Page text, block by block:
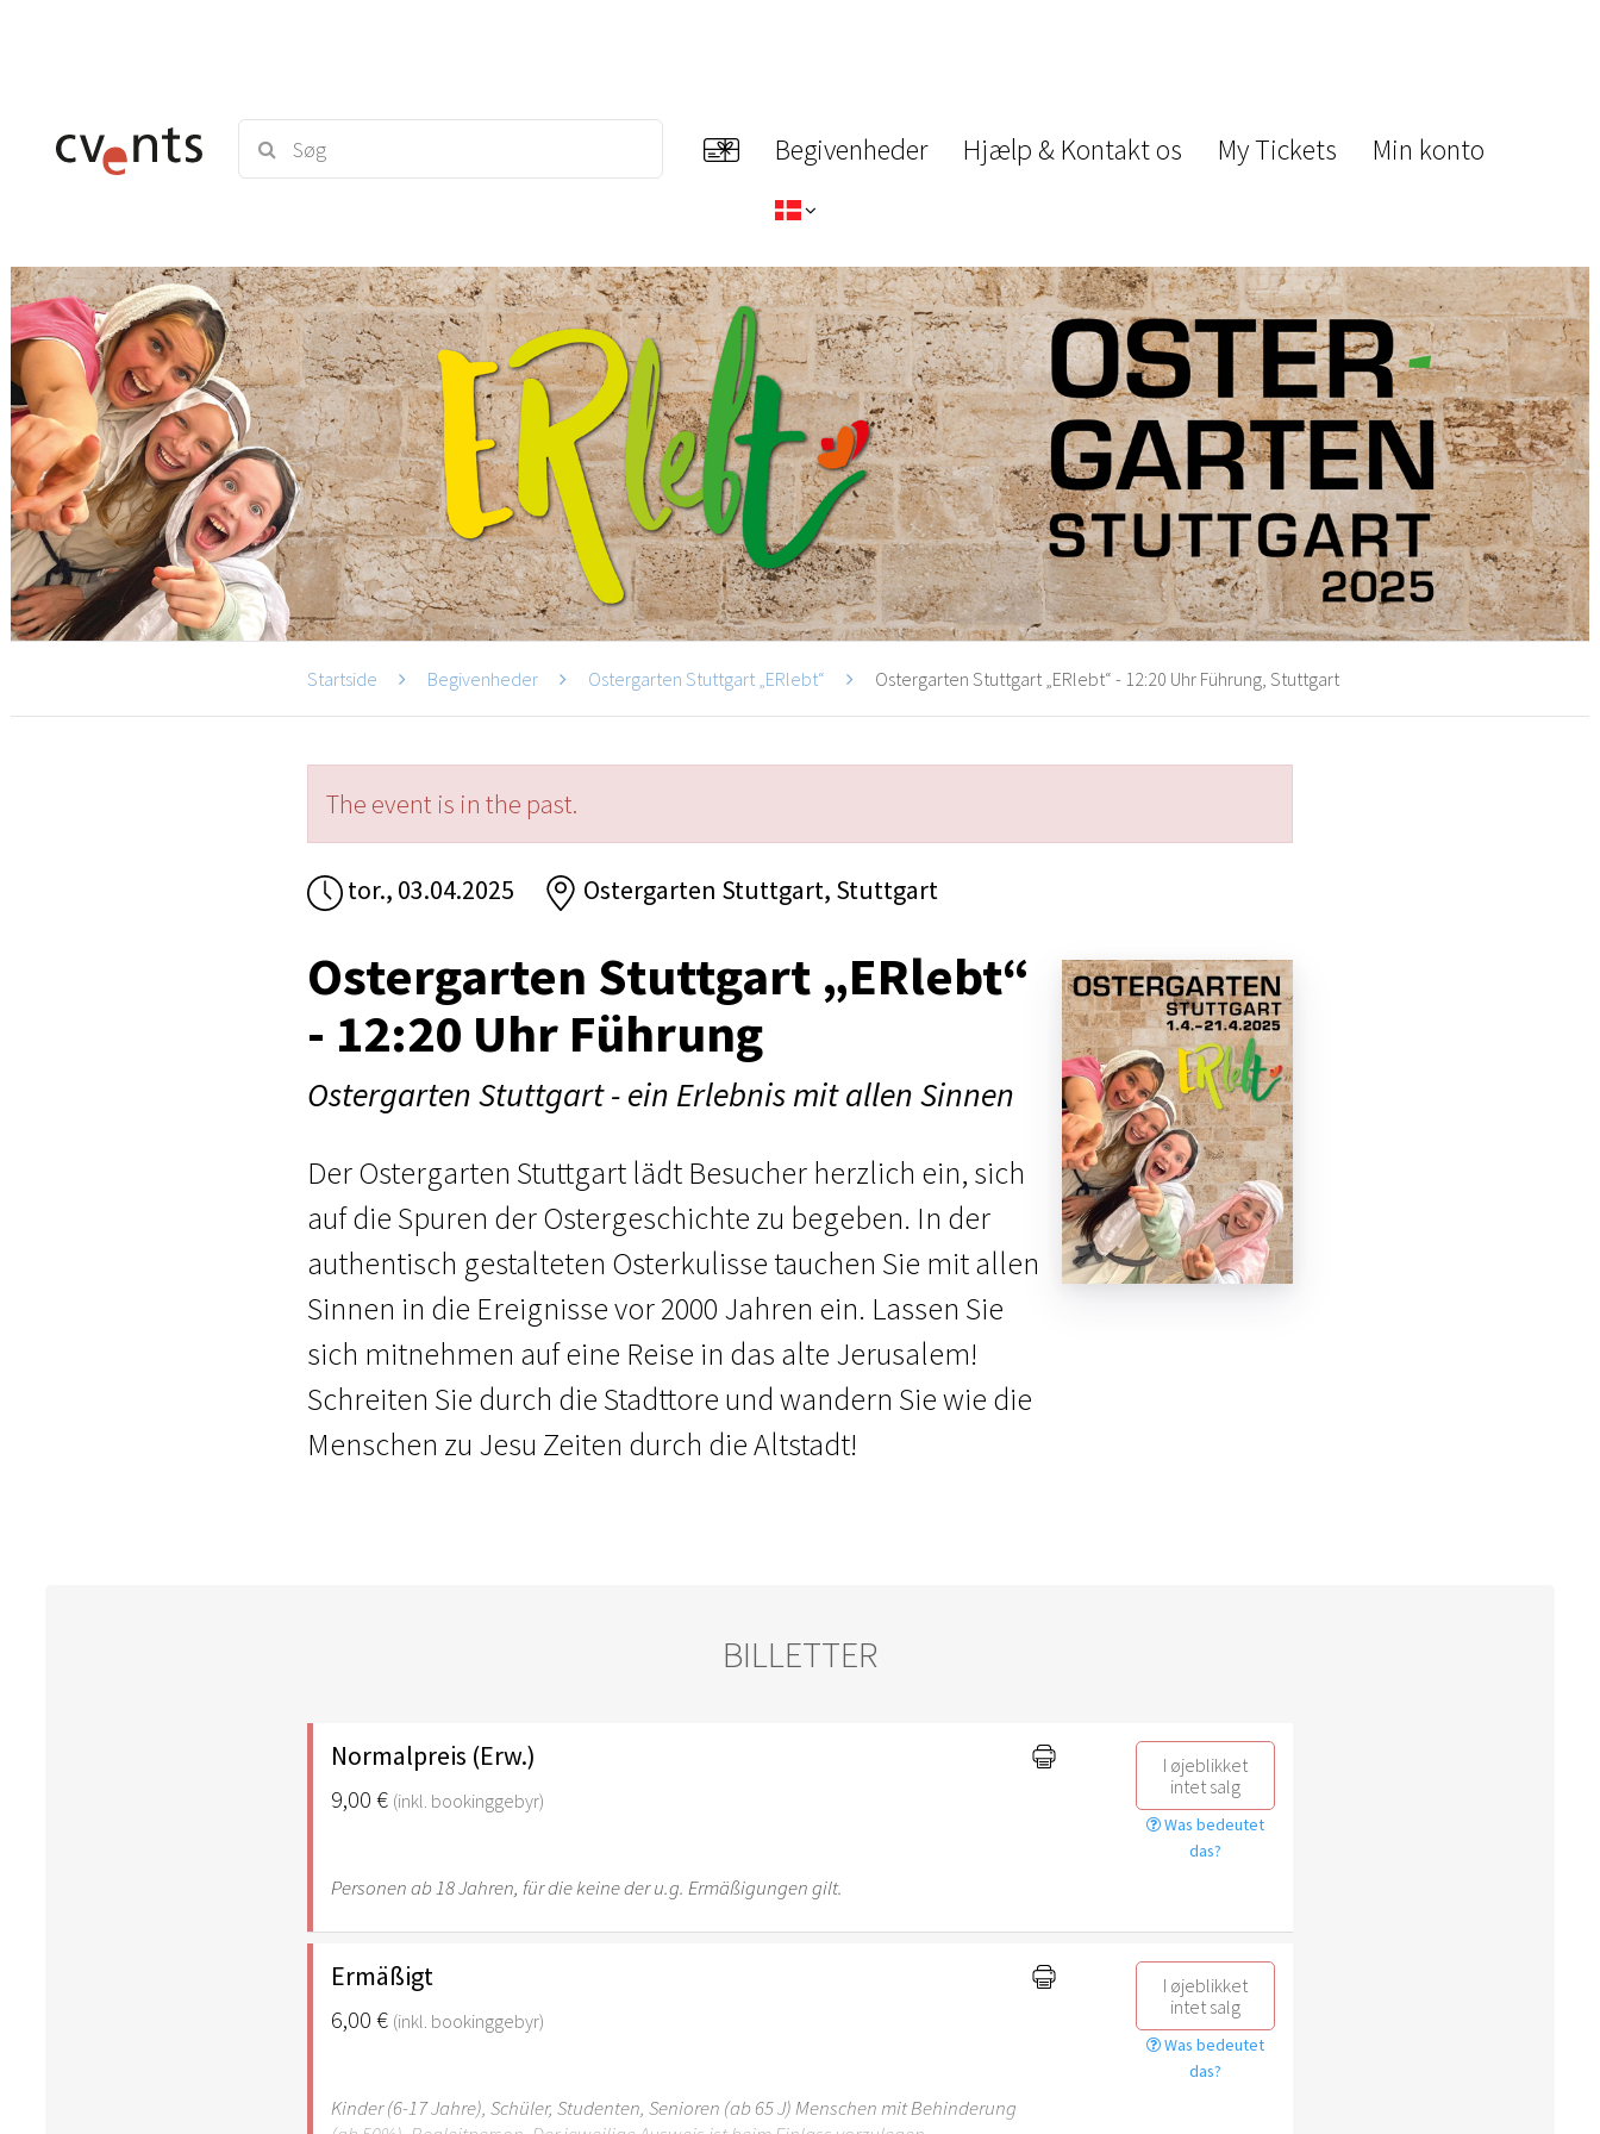
Begivenheder Hjælp & Kontakt os My Tickets Min konto
Startside Begivenheder Ostergarten Stuttgart „ERlebt“ Ostergarten Stuttgart „ERlebt“ - 12:20 Uhr Führung, Stuttgart
The event is in the past.
tor., 03.04.2025 Ostergarten Stuttgart, Stuttgart
Ostergarten Stuttgart „ERlebt“
- 12:20 Uhr Führung
Ostergarten Stuttgart - ein Erlebnis mit allen Sinnen
Der Ostergarten Stuttgart lädt Besucher herzlich ein, sich
auf die Spuren der Ostergeschichte zu begeben. In der
authentisch gestalteten Osterkulisse tauchen Sie mit allen
Sinnen in die Ereignisse vor 2000 Jahren ein. Lassen Sie
sich mitnehmen auf eine Reise in das alte Jerusalem!
Schreiten Sie durch die Stadttore und wandern Sie wie die
Menschen zu Jesu Zeiten durch die Altstadt!
BILLETTER
Normalpreis (Erw.)
9,00 € (inkl. bookinggebyr)
I øjeblikket
intet salg
Was bedeutet
das?
Personen ab 18 Jahren, für die keine der u.g. Ermäßigungen gilt.
Ermäßigt
6,00 € (inkl. bookinggebyr)
I øjeblikket
intet salg
Was bedeutet
das?
Kinder (6-17 Jahre), Schüler, Studenten, Senioren (ab 65 J) Menschen mit Behinderung